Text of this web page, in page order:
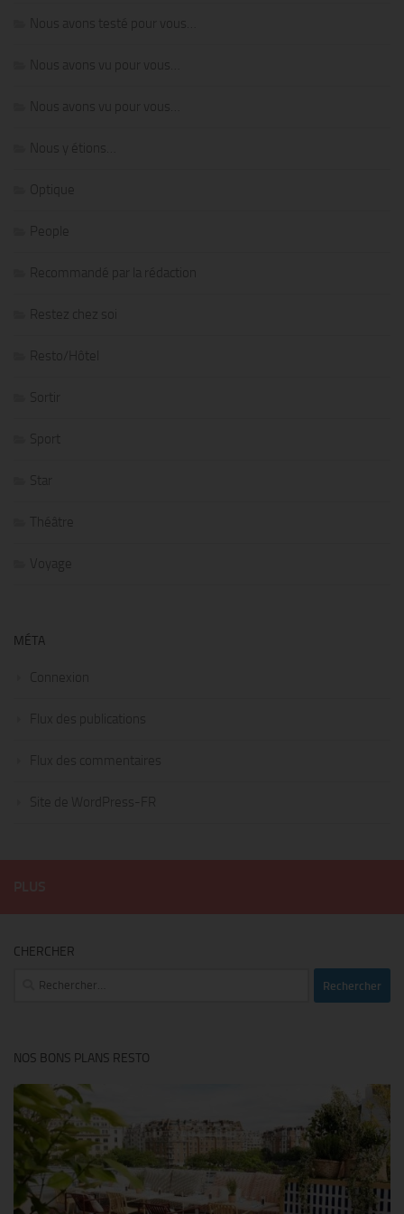
Nous avons testé pour vous…
Nous avons vu pour vous…
Nous avons vu pour vous…
Nous y étions…
Optique
People
Recommandé par la rédaction
Restez chez soi
Resto/Hôtel
Sortir
Sport
Star
Théâtre
Voyage
MÉTA
Connexion
Flux des publications
Flux des commentaires
Site de WordPress-FR
CHERCHER
Rechercher :
NOS BONS PLANS RESTO